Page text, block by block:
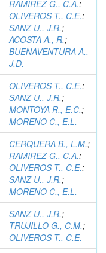
RAMIREZ G., C.A.;
OLIVEROS T., C.E.;
SANZ U., J.R.;
ACOSTA A., R.;
BUENAVENTURA A.,
J.D.
OLIVEROS T., C.E.;
SANZ U., J.R.;
MONTOYA R., E.C.;
MORENO C., E.L.
CERQUERA B., L.M.;
RAMIREZ G., C.A.;
OLIVEROS T., C.E.;
SANZ U., J.R.;
MORENO C., E.L.
SANZ U., J.R.;
TRUJILLO G., C.M.;
OLIVEROS T., C.E.